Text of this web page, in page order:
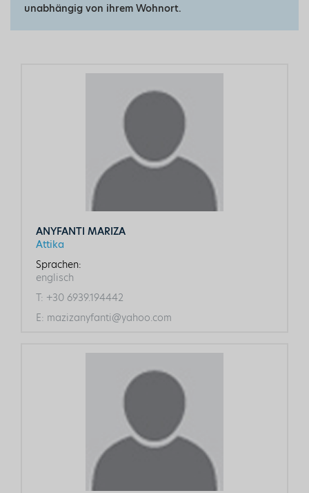
unabhängig von ihrem Wohnort.
ANYFANTI MARIZA
Attika
Sprachen:
englisch
T: +30 6939.194442
E: mazizanyfanti@yahoo.com